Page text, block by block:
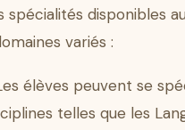
spécialités disponibles
variés :
élèves peuvent se
telles que les